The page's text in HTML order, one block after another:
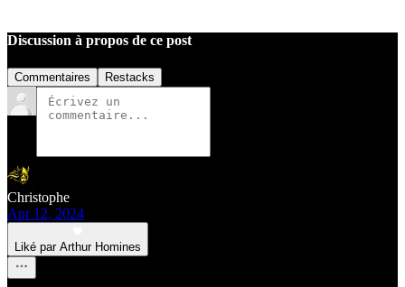
Discussion à propos de ce post
Commentaires Restacks
Christophe
Apr 12, 2024
Liké par Arthur Homines